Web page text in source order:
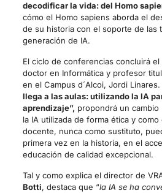
decodificar la vida: del Homo
cómo el Homo sapiens aborda el
de su historia con el soporte de las
generación de IA.
El ciclo de conferencias concluirá el
doctor en Informática y profesor
en el Campus d´Alcoi, Jordi
llega a las aulas: utilizando la IA
aprendizaje”, propondrá un
la IA utilizada de forma ética y
docente, nunca como sustituto,
primera vez en la historia, en el
educación de calidad excepcional.
Tal y como explica el director de
Botti, destaca que “la IA se ha